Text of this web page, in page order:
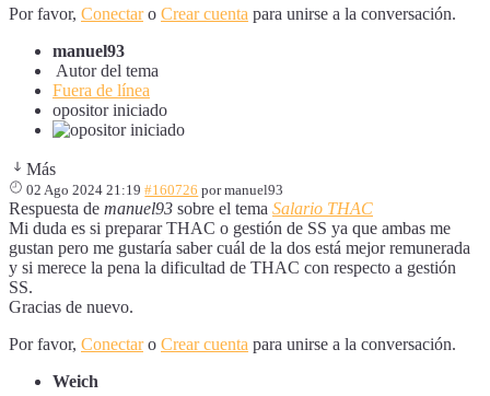
Por favor, Conectaro Crear cuenta para unirse a la conversación.
manuel93
Autor del tema
Fuera de línea
opositor iniciado
Más
02 Ago 2024 21:19 #160726 pormanuel93
Respuesta de manuel93 sobre el tema Salario THAC
Mi duda es si preparar THAC o gestión de SS ya que ambas me
gustan pero me gustaría saber cuál de la dos está mejor remunerada
y si merece la pena la dificultad de THAC con respecto a gestión
SS.
Gracias de nuevo.
Por favor, Conectaro Crear cuenta para unirse a la conversación.
Weich